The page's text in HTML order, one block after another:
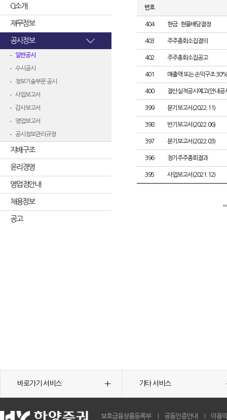
CI소개
재무정보
공시정보
일반공시
수시공시
정보기술부문 공시
사업보고서
감사보고서
영업보고서
공시정보관리규정
지배구조
윤리경영
영업점안내
채용정보
공고
번호
404 현금 · 현물배당결정
403 주주총회소집결의
402 주주총회소집공고
401 매출액 또는 손익구조
400 결산실적공시예고(안내공
399 분기보고서(2022.11)
398 반기보고서(2022.06)
397 분기보고서(2022.03)
396 정기주주총회결과
395 사업보고서(2021.12)
바로가기 서비스 기타 서비스
보호금융상품등록부 공동인증안내 이용